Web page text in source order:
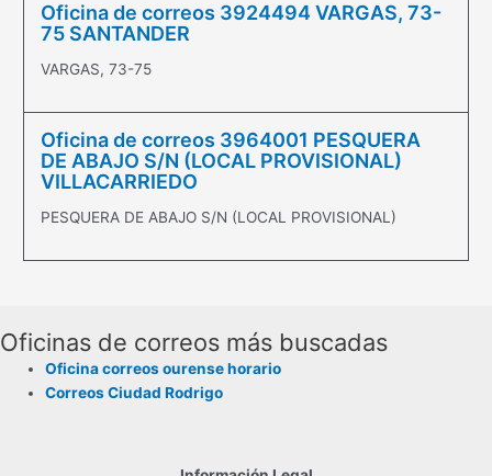
Oficina de correos 3924494 VARGAS, 73-
75 SANTANDER
VARGAS, 73-75
Oficina de correos 3964001 PESQUERA
DE ABAJO S/N (LOCAL PROVISIONAL)
VILLACARRIEDO
PESQUERA DE ABAJO S/N (LOCAL PROVISIONAL)
Oficinas de correos más buscadas
Oficina correos ourense horario
Correos Ciudad Rodrigo